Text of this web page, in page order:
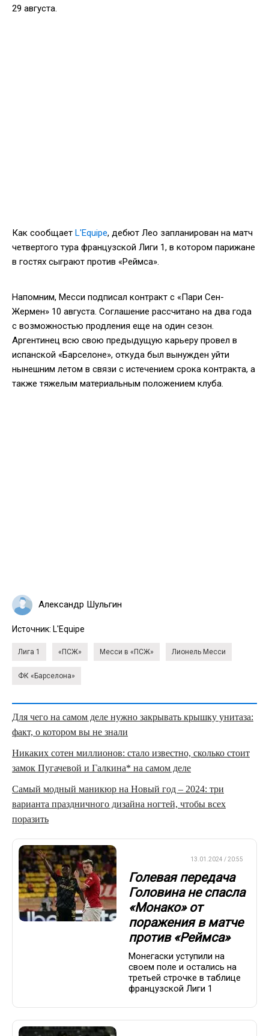
29 августа.
Как сообщает L'Equipe, дебют Лео запланирован на матч
четвертого тура французской Лиги 1, в котором парижане
в гостях сыграют против «Реймса».
Напомним, Месси подписал контракт с «Пари Сен-
Жермен» 10 августа. Соглашение рассчитано на два года
с возможностью продления еще на один сезон.
Аргентинец всю свою предыдущую карьеру провел в
испанской «Барселоне», откуда был вынужден уйти
нынешним летом в связи с истечением срока контракта, а
также тяжелым материальным положением клуба.
Александр Шульгин
Источник: L'Equipe
Лига 1 «ПСЖ» Месси в «ПСЖ» Лионель Месси
ФК «Барселона»
Для чего на самом деле нужно закрывать крышку унитаза:
факт, о котором вы не знали
Никаких сотен миллионов: стало известно, сколько стоит
замок Пугачевой и Галкина* на самом деле
Самый модный маникюр на Новый год – 2024: три
варианта праздничного дизайна ногтей, чтобы всех
поразить
13.01.2024 / 20:55
Голевая передача
Головина не спасла
«Монако» от
поражения в матче
против «Реймса»
Монегаски уступили на
своем поле и остались на
третьей строчке в таблице
французской Лиги 1